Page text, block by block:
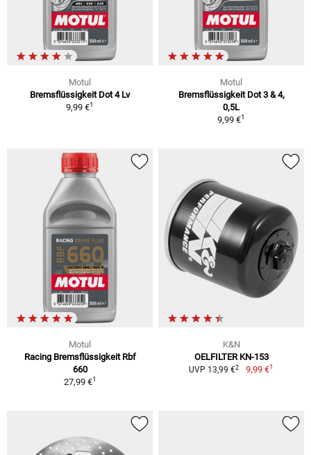
Motul
Bremsflüssigkeit Dot 4 Lv
9,99 €1
Motul
Bremsflüssigkeit Dot 3 & 4,
0,5L
9,99 €1
Motul
Racing Bremsflüssigkeit Rbf
660
27,99 €1
K&N
OELFILTER KN-153
UVP 13,99 €2 9,99 €1